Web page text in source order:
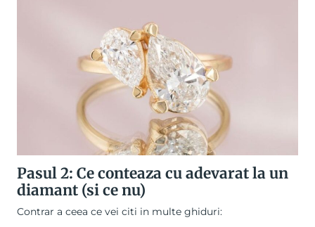
Pasul 2: Ce conteaza cu adevarat la un
diamant (si ce nu)
Contrar a ceea ce vei citi in multe ghiduri: